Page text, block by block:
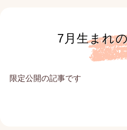
7月生まれ
限定公開の記事です